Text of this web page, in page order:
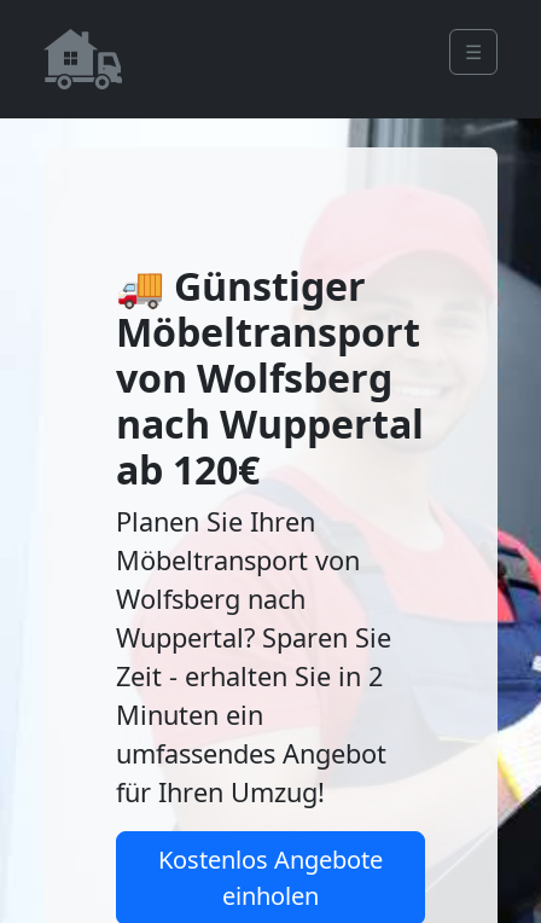
☰
🚚 Günstiger
Möbeltransport
von Wolfsberg
nach Wuppertal
ab 120€
Planen Sie Ihren
Möbeltransport von
Wolfsberg nach
Wuppertal? Sparen Sie
Zeit - erhalten Sie in 2
Minuten ein
umfassendes Angebot
für Ihren Umzug!
Kostenlos Angebote
einholen